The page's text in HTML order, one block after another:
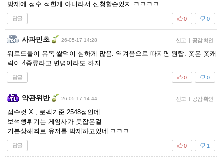
방제에 점수 적힌게 아니라서 신청할순있지 ㅋㅋㅋㅋ
답글 0
0
사과민초 26-05-17 14:28 신고 | 공감 확인
워로드들이 유독 쌀먹이 심하게 많음. 역겨움으로 따지면 원탑. 폿은 폿캐
릭이 4종류라고 변명이라도 하지
답글 0
0
약관위반 26-05-17 14:44 신고 | 공감 확인
점수컷 X , 로펙기준 2548점인데
보석뻥튀기는 게임사가 못잡은걸
기분상해죄로 유저를 박제하고있네 ㅋㅋㅋ
답글 1
0